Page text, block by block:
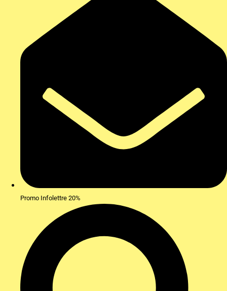
Promo Infolettre 20%